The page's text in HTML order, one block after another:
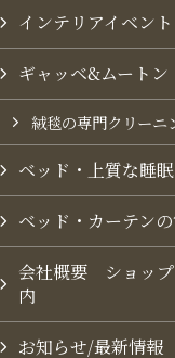
インテリアイベント
ギャッベ&ムートン
絨毯の専門クリーニ
ベッド・上質な睡
ベッド・カーテン
会社概要 ショッ
内​
お知らせ/最新情報